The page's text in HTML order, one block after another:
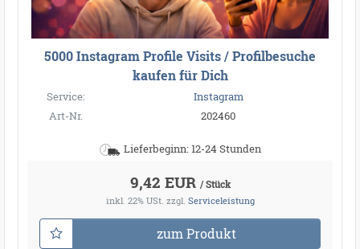
5000 Instagram Profile Visits / Profilbesuche
kaufen für Dich
Service:
Instagram
Art-Nr.
202460
Lieferbeginn: 12-24 Stunden
9,42 EUR / Stück
inkl. 22% USt. zzgl. Serviceleistung
zum Produkt